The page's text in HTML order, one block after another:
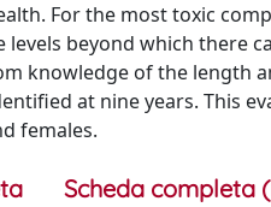
For the most toxic
beyond which there
knowledge of the length
at nine years. This
females.
Scheda completa